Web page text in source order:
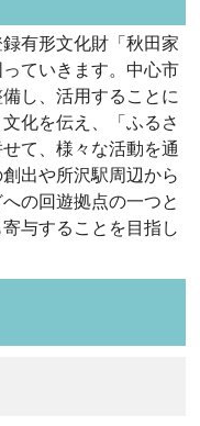
有形文化財「秋田家
ていきます。中心市
し、活用することに
化を伝え、「ふるさ
て、様々な活動を通
出や所沢駅周辺から
の回遊拠点の一つと
与することを目指し